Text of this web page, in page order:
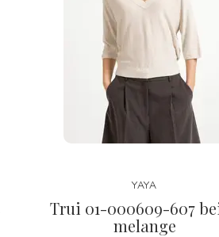
YAYA
Trui 01-000609-607
melange